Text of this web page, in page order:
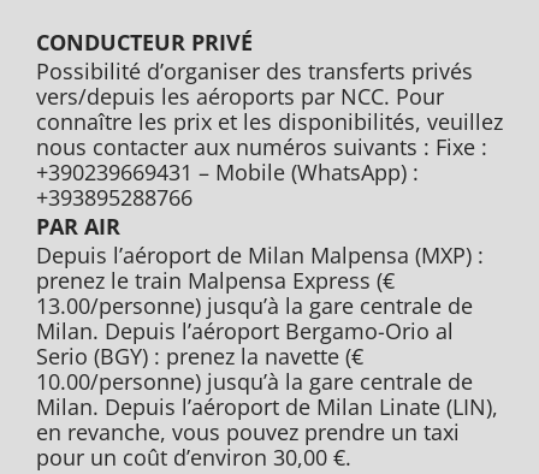
CONDUCTEUR PRIVÉ
Possibilité d’organiser des transferts privés
vers/depuis les aéroports par NCC. Pour
connaître les prix et les disponibilités, veuillez
nous contacter aux numéros suivants : Fixe :
+390239669431 – Mobile (WhatsApp) :
+393895288766
PAR AIR
Depuis l’aéroport de Milan Malpensa (MXP) :
prenez le train Malpensa Express (€
13.00/personne) jusqu’à la gare centrale de
Milan. Depuis l’aéroport Bergamo-Orio al
Serio (BGY) : prenez la navette (€
10.00/personne) jusqu’à la gare centrale de
Milan. Depuis l’aéroport de Milan Linate (LIN),
en revanche, vous pouvez prendre un taxi
pour un coût d’environ 30,00 €.